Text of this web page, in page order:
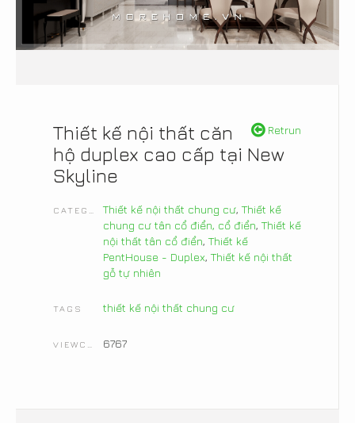
Retrun
Thiết kế nội thất căn
hộ duplex cao cấp tại New
Skyline
Thiết kế nội thất chung cư, Thiết kế
chung cư tân cổ điển, cổ điển, Thiết kế
nội thất tân cổ điển, Thiết kế
PentHouse - Duplex, Thiết kế nội thất
gỗ tự nhiên
TAGS thiết kế nội thất chung cư
6767